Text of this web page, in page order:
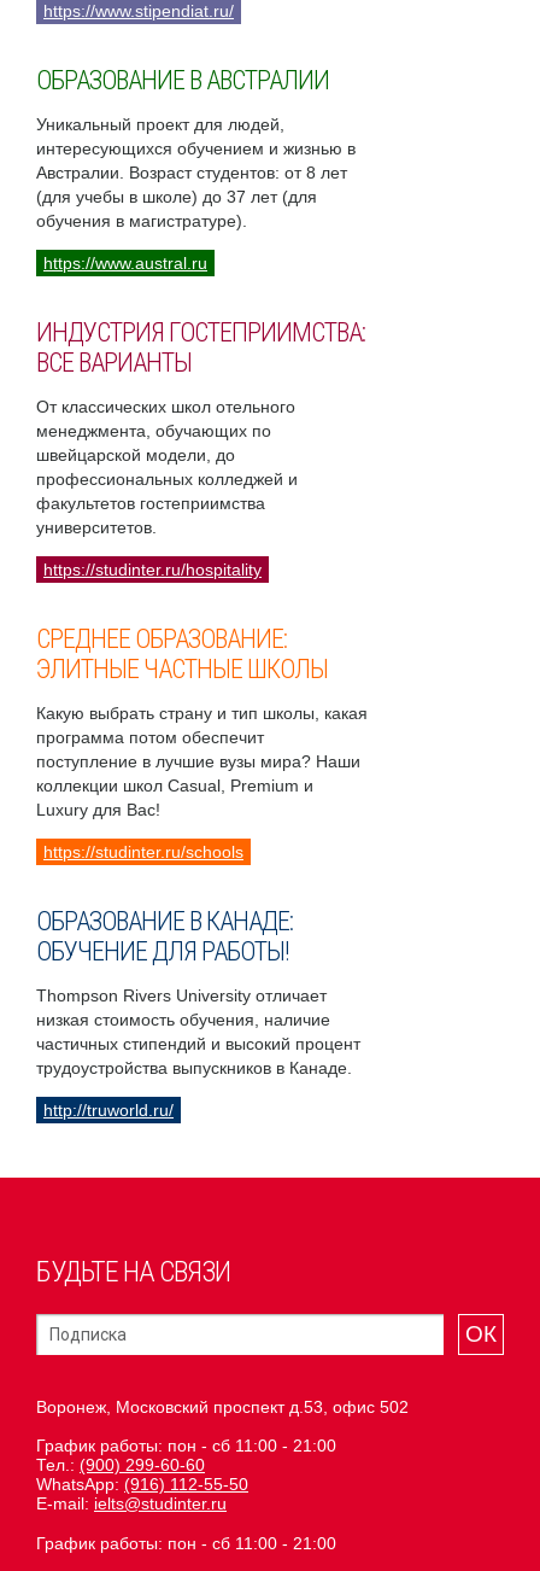
https://www.stipendiat.ru/
ОБРАЗОВАНИЕ В АВСТРАЛИИ
Уникальный проект для людей,
интересующихся обучением и жизнью в
Австралии. Возраст студентов: от 8 лет
(для учебы в школе) до 37 лет (для
обучения в магистратуре).
https://www.austral.ru
ИНДУСТРИЯ ГОСТЕПРИИМСТВА:
ВСЕ ВАРИАНТЫ
От классических школ отельного
менеджмента, обучающих по
швейцарской модели, до
профессиональных колледжей и
факультетов гостеприимства
университетов.
https://studinter.ru/hospitality
СРЕДНЕЕ ОБРАЗОВАНИЕ:
ЭЛИТНЫЕ ЧАСТНЫЕ ШКОЛЫ
Какую выбрать страну и тип школы, какая
программа потом обеспечит
поступление в лучшие вузы мира? Наши
коллекции школ Casual, Premium и
Luxury для Вас!
https://studinter.ru/schools
ОБРАЗОВАНИЕ В КАНАДЕ:
ОБУЧЕНИЕ ДЛЯ РАБОТЫ!
Thompson Rivers University отличает
низкая стоимость обучения, наличие
частичных стипендий и высокий процент
трудоустройства выпускников в Канаде.
http://truworld.ru/
БУДЬТЕ НА СВЯЗИ
ОК
Воронеж, Московский проспект д.53, офис 502
График работы: пон - сб 11:00 - 21:00
Тел.: (900) 299-60-60
WhatsApp: (916) 112-55-50
E-mail: ielts@studinter.ru
График работы: пон - сб 11:00 - 21:00